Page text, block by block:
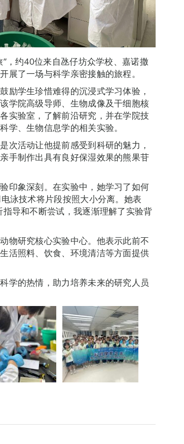
，约40位来自氹仔坊众学校、嘉诺撒
展了一场与科学亲密接触的旅程。
励学生珍惜难得的沉浸式学习体验，
学院高级导师、生物成像及干细胞核
实验室，了解前沿研究，并在学院技
学、生物信息学的相关实验。
次活动让他提前感受到科研的魅力，
手制作出具有良好保湿效果的熊果苷
印象深刻。在实验中，她学习了如何
泳技术将片段按照大小分离。她表
导和不断尝试，我逐渐理解了实验背
物研究核心实验中心。他表示此前不
活照料、饮食、环境清洁等方面提供
学的热情，助力培养未来的研究人员